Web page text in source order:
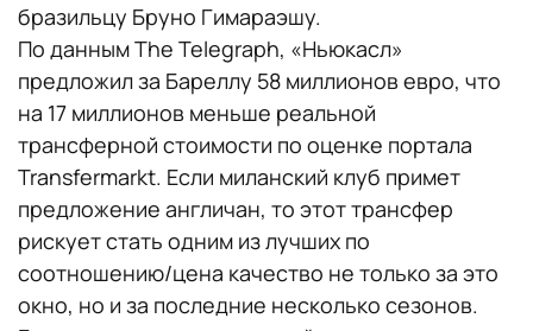
бразильцу Бруно Гимараэшу.
По данным The Telegraph, «Ньюкасл»
предложил за Бареллу 58 миллионов евро, что
на 17 миллионов меньше реальной
трансферной стоимости по оценке портала
Transfermarkt. Если миланский клуб примет
предложение англичан, то этот трансфер
рискует стать одним из лучших по
соотношению/цена качество не только за это
окно, но и за последние несколько сезонов.